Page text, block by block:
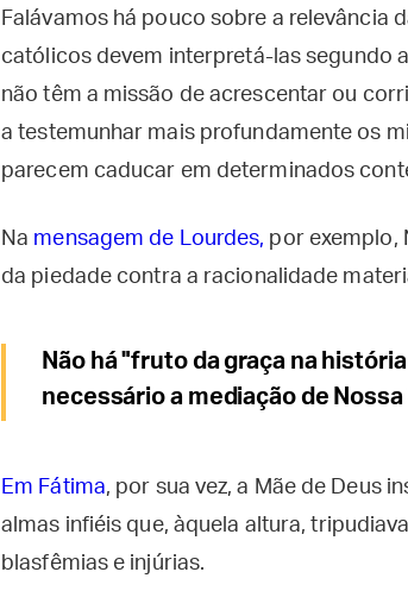
Falávamos há pouco sobre a relevância
católicos devem interpretá-las segundo
não têm a missão de acrescentar ou
a testemunhar mais profundamente os
parecem caducar em determinados
Na mensagem de Lourdes, por exemplo,
da piedade contra a racionalidade
Não há "fruto da graça na
necessário a mediação de Nossa
Em Fátima, por sua vez, a Mãe de Deus
almas infiéis que, àquela altura,
blasfêmias e injúrias.